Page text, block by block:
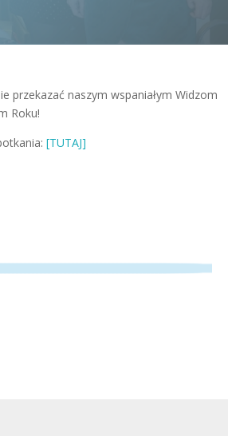
przekazać naszym wspaniałym Widzom
Roku!
[TUTAJ]